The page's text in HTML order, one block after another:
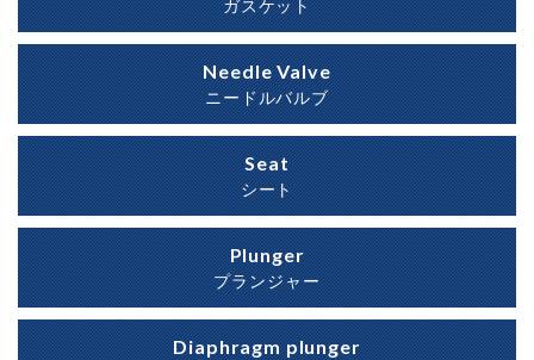
ガスケット
Needle Valve
ニードルバルブ
Seat
シート
Plunger
プランジャー
Diaphragm plunger